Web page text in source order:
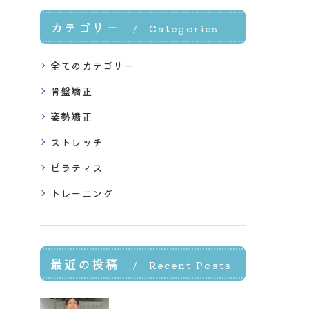
カテゴリー Categories
全てのカテゴリー
骨盤矯正
姿勢矯正
ストレッチ
ピラティス
トレーニング
最近の投稿 Recent Posts